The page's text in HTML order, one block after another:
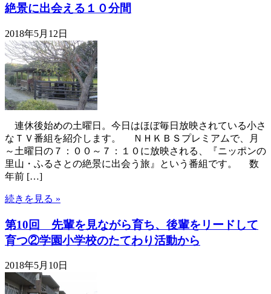
絶景に出会える１０分間
2018年5月12日
連休後始めの土曜日。今日はほぼ毎日放映されている小さ
なＴＶ番組を紹介します。 ＮＨＫＢＳプレミアムで、月
～土曜日の７：００～７：１０に放映される、『ニッポンの
里山・ふるさとの絶景に出会う旅』という番組です。 数
年前 […]
続きを見る »
第10回 先輩を見ながら育ち、後輩をリードして
育つ②学園小学校のたてわり活動から
2018年5月10日